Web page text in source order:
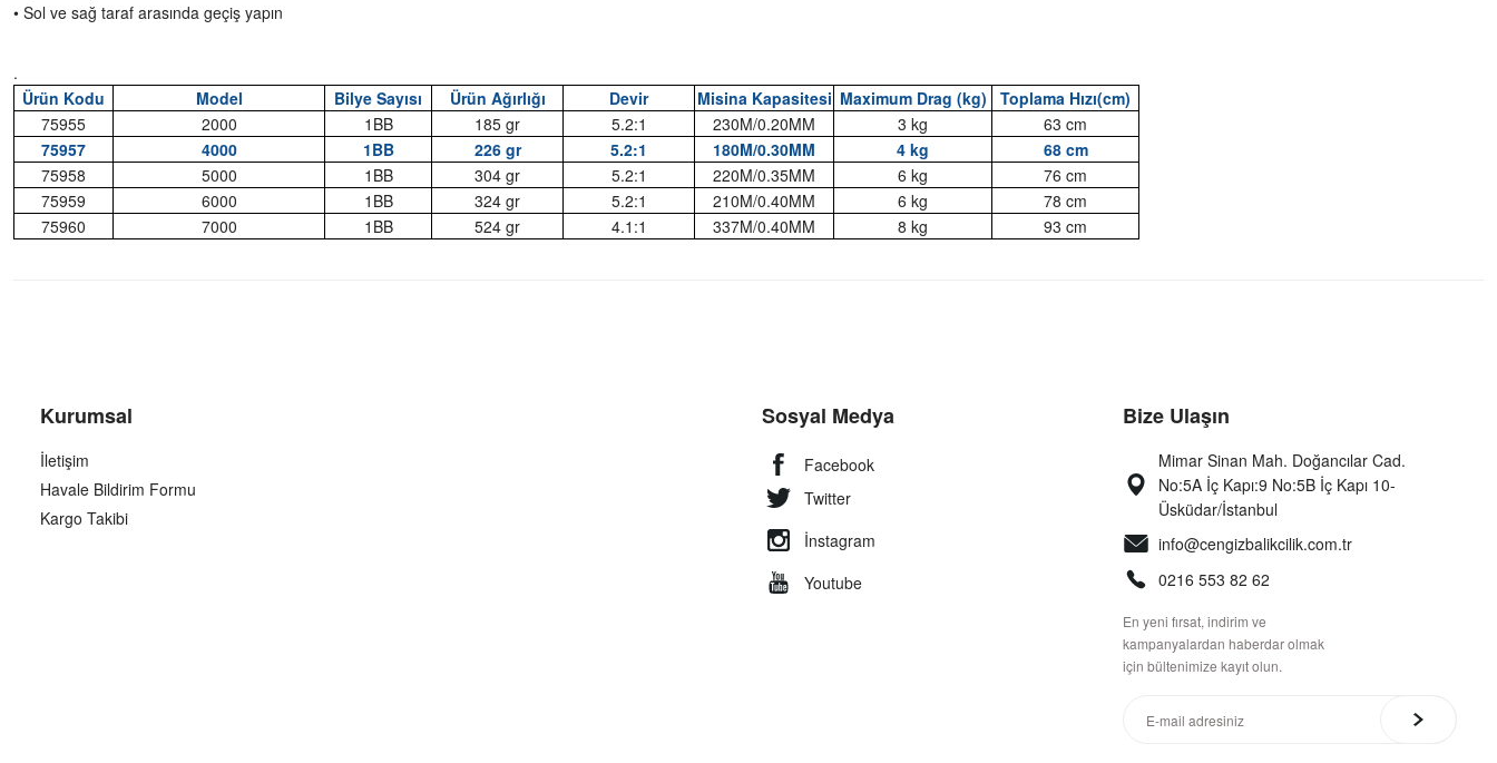
• Sol ve sağ taraf arasında geçiş yapın
.
Ürün Kodu
Model Bilye Sayısı Ürün Ağırlığı Devir Misina Kapasitesi Maximum Drag (kg)
Toplama Hızı(cm)
75955
2000 1BB 185 gr 5.2:1 230M/0.20MM 3 kg
63 cm
75957
4000 1BB 226 gr 5.2:1 180M/0.30MM 4 kg
68 cm
75958
5000 1BB 304 gr 5.2:1 220M/0.35MM 6 kg
76 cm
75959
6000 1BB 324 gr 5.2:1 210M/0.40MM 6 kg
78 cm
75960
7000 1BB 524 gr 4.1:1 337M/0.40MM 8 kg 93 cm
Kurumsal
İletişim
Havale Bildirim Formu
Kargo Takibi
Sosyal Medya
Facebook
Twitter
İnstagram
Youtube
Bize Ulaşın
Mimar Sinan Mah. Doğancılar Cad.
No:5A İç Kapı:9 No:5B İç Kapı 10-
Üsküdar/İstanbul
info@cengizbalikcilik.com.tr
0216 553 82 62
En yeni fırsat, indirim ve
kampanyalardan haberdar olmak
için bültenimize kayıt olun.